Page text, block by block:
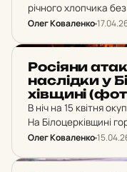
річного хлопчика
Медикам не вдалося
Олег Коваленко
НОВИНИ
Ро­сі­я­ни
нас­лід­ки у
хів­щи­ні
В ніч на 15 квітня
На Білоцерківщині
підприємства, на
загасили.
Олег Коваленко